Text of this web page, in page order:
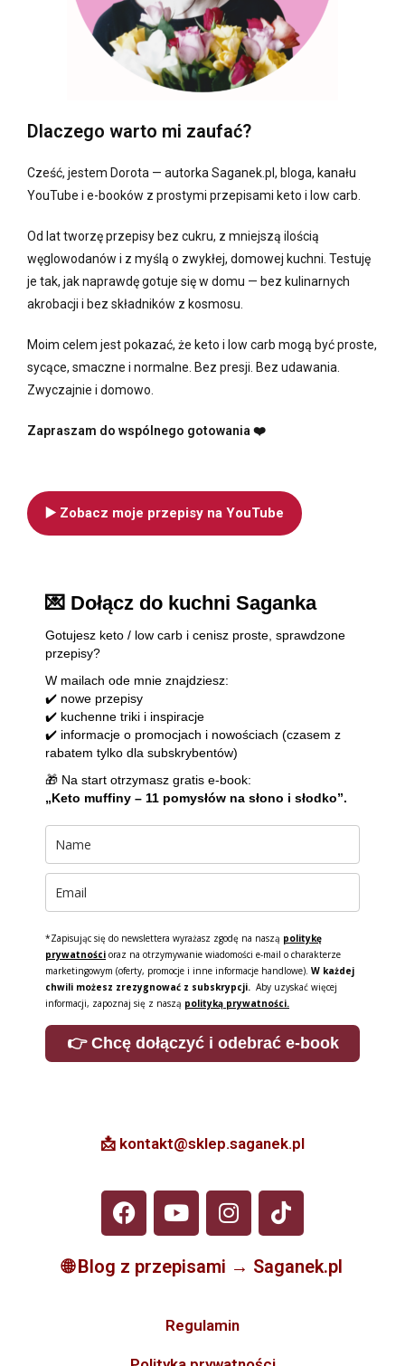
Dlaczego warto mi zaufać?
Cześć, jestem Dorota — autorka Saganek.pl, bloga, kanału
YouTube i e-booków z prostymi przepisami keto i low carb.
Od lat tworzę przepisy bez cukru, z mniejszą ilością
węglowodanów i z myślą o zwykłej, domowej kuchni. Testuję
je tak, jak naprawdę gotuje się w domu — bez kulinarnych
akrobacji i bez składników z kosmosu.
Moim celem jest pokazać, że keto i low carb mogą być proste,
sycące, smaczne i normalne. Bez presji. Bez udawania.
Zwyczajnie i domowo.
Zapraszam do wspólnego gotowania ❤️
▶️ Zobacz moje przepisy na YouTube
💌 Dołącz do kuchni Saganka
Gotujesz keto / low carb i cenisz proste, sprawdzone
przepisy?
W mailach ode mnie znajdziesz:
✔️ nowe przepisy
✔️ kuchenne triki i inspiracje
✔️ informacje o promocjach i nowościach (czasem z
rabatem tylko dla subskrybentów)
🎁 Na start otrzymasz gratis e-book:
„Keto muffiny – 11 pomysłów na słono i słodko”.
*Zapisując się do newslettera wyrażasz zgodę na naszą politykę
prywatności oraz na otrzymywanie wiadomości e-mail o charakterze
marketingowym (oferty, promocje i inne informacje handlowe). W każdej
chwili możesz zrezygnować z subskrypcji. Aby uzyskać więcej
informacji, zapoznaj się z naszą polityką prywatności.
👉 Chcę dołączyć i odebrać e-book
📩 kontakt@sklep.saganek.pl
🌐Blog z przepisami → Saganek.pl
Regulamin